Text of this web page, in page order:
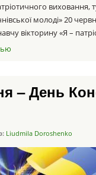
виховання,
молоді» 20
вікторину «Я –
– День
Liudmila Doroshenko